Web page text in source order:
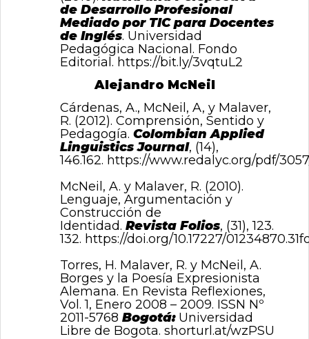
de Desarrollo Profesional
Mediado por TIC para Docentes
de Inglés. Universidad
Pedagógica Nacional. Fondo
Editorial. https://bit.ly/3vqtuL2
Alejandro McNeil
Cárdenas, A., McNeil, A, y Malaver,
R. (2012). Comprensión, Sentido y
Pedagogía. Colombian Applied
Linguistics Journal, (14),
146.162. https://www.redalyc.org/pdf/
McNeil, A. y Malaver, R. (2010).
Lenguaje, Argumentación y
Construcción de
Identidad. Revista Folios, (31), 123.
132. https://doi.org/10.17227/
Torres, H. Malaver, R. y McNeil, A.
Borges y la Poesía Expresionista
Alemana. En Revista Reflexiones,
Vol. 1, Enero 2008 – 2009. ISSN Nº
2011-5768 Bogotá:Universidad
Libre de Bogota. shorturl.at/wzPSU